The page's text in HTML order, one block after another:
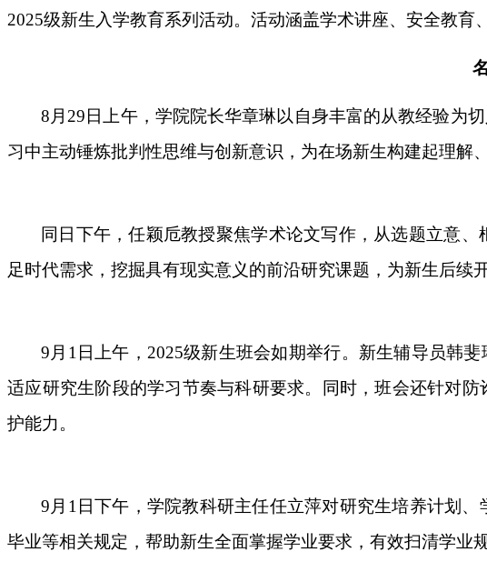
2025级新生入学教育系列活动。活动涵盖学术讲座、安全教育
8月29日上午，学院院长华章琳以自身丰富的从教经验为
习中主动锤炼批判性思维与创新意识，为在场新生构建起理解
同日下午，任颖卮教授聚焦学术论文写作，从选题立意
足时代需求，挖掘具有现实意义的前沿研究课题，为新生后续
9月1日上午，2025级新生班会如期举行。新生辅导员韩
适应研究生阶段的学习节奏与科研要求。同时，班会还针对
护能力。
9月1日下午，学院教科研主任任立萍对研究生培养计划
毕业等相关规定，帮助新生全面掌握学业要求，有效扫清学业